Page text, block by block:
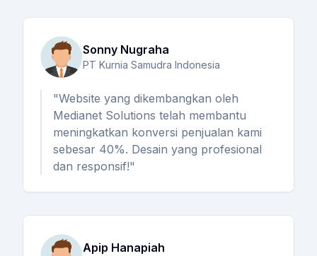
Sonny Nugraha
PT Kurnia Samudra Indonesia
"Website yang dikembangkan oleh
Medianet Solutions telah membantu
meningkatkan konversi penjualan kami
sebesar 40%. Desain yang profesional
dan responsif!"
Apip Hanapiah